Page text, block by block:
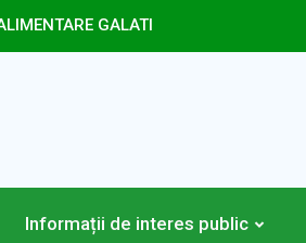
GALATI
Informații de interes public